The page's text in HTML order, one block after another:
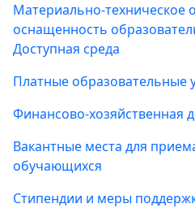
Материально-техническое
оснащенность
Доступная среда
Платные образовательные
Финансово-хозяйственная
Вакантные места для
обучающихся
Стипендии и меры